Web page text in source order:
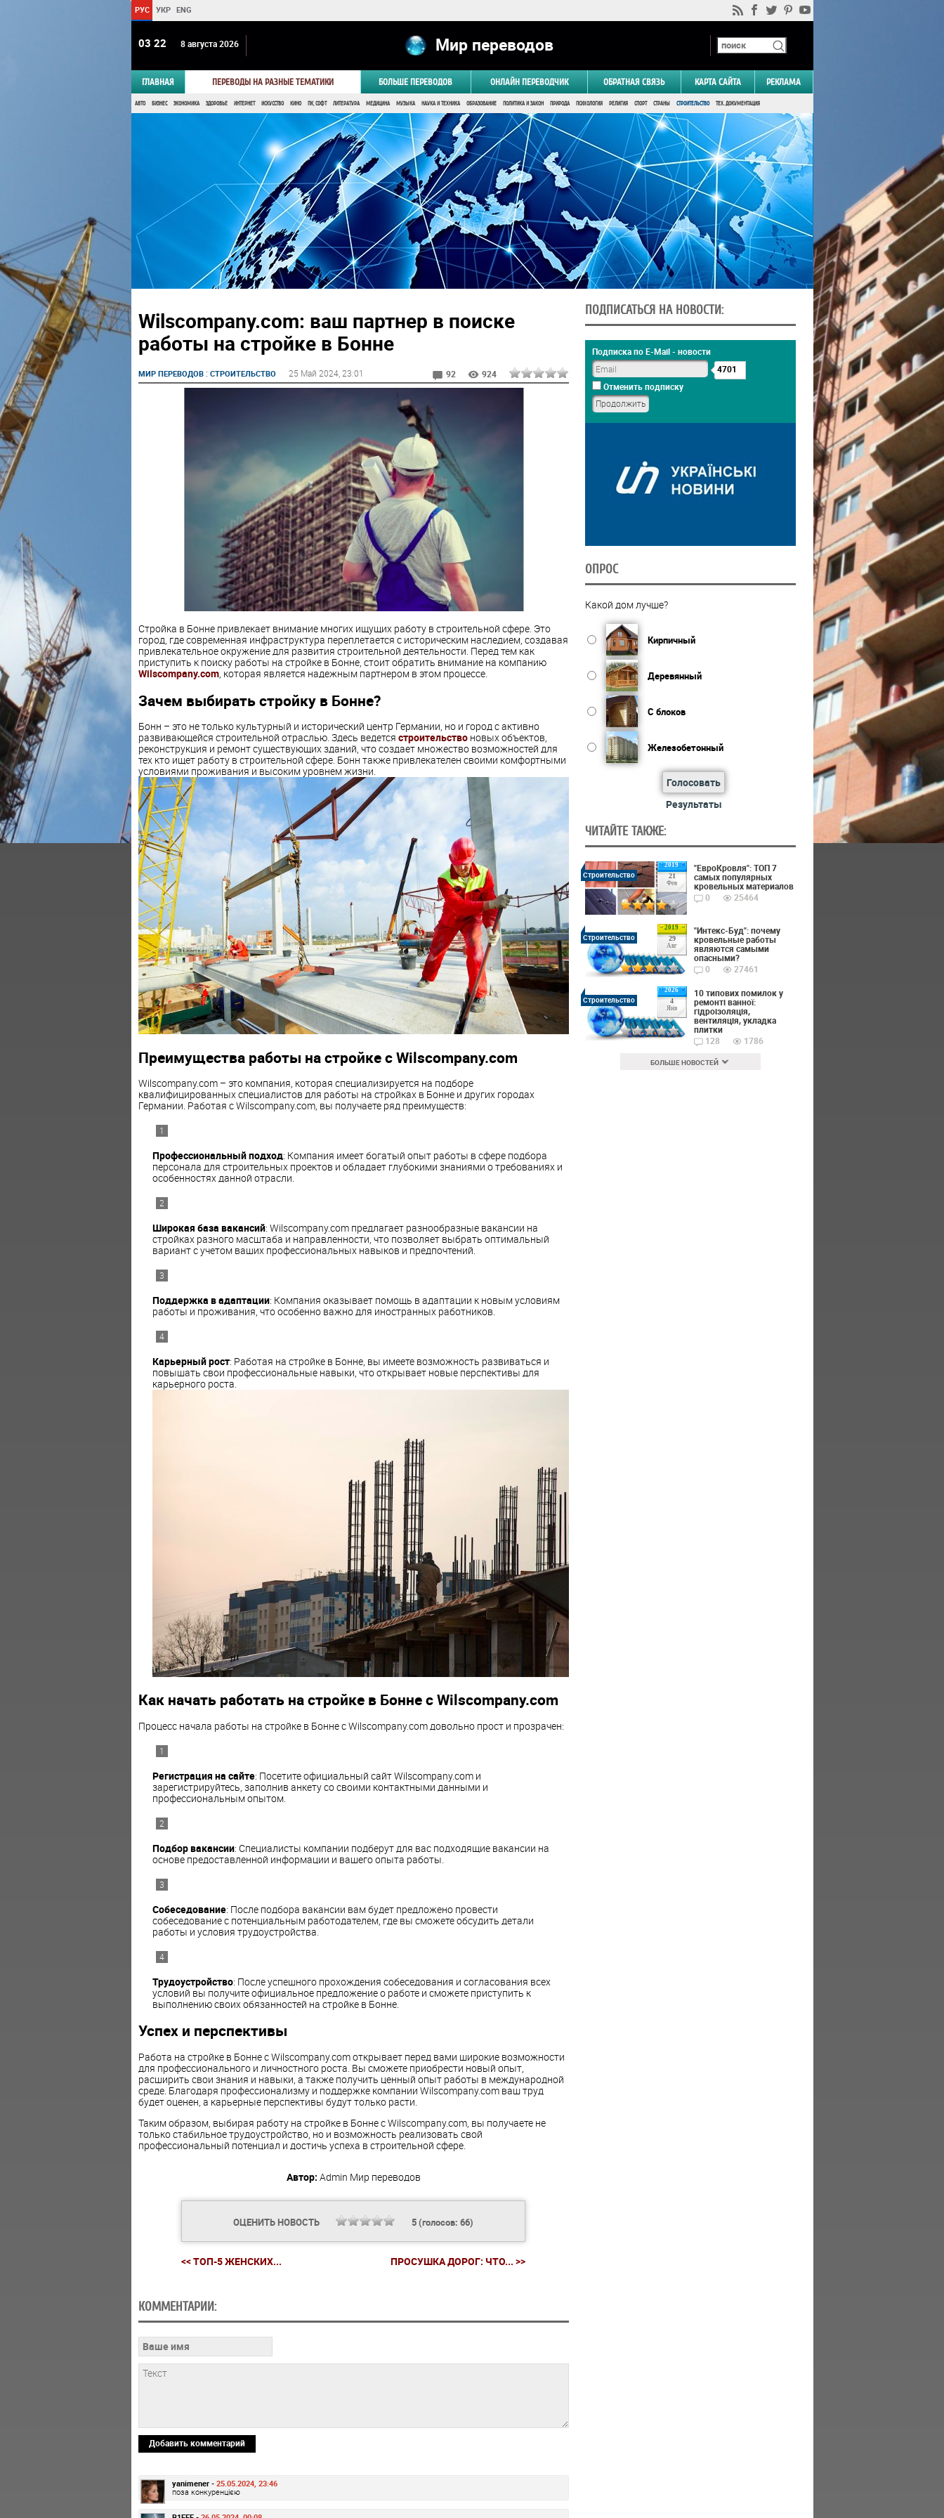
РУС УКР ENG
03 22 8 августа 2026 Мир переводов
ГЛАВНАЯ ПЕРЕВОДЫ НА РАЗНЫЕ ТЕМАТИКИ БОЛЬШЕ ПЕРЕВОДОВ ОНЛАЙН ПЕРЕВОДЧИК ОБРАТНАЯ СВЯЗЬ КАРТА САЙТА РЕКЛАМА
АВТО БИЗНЕС ЭКОНОМИКА ЗДОРОВЬЕ ИНТЕРНЕТ ИСКУССТВО КИНО ПК, СОФТ ЛИТЕРАТУРА МЕДИЦИНА МУЗЫКА НАУКА И ТЕХНИКА ОБРАЗОВАНИЕ ПОЛИТИКА И ЗАКОН ПРИРОДА ПСИХОЛОГИЯ РЕЛИГИЯ СПОРТ СТРАНЫ СТРОИТЕЛЬСТВО ТЕХ. ДОКУМЕНТАЦИЯ
Wilscompany.com: ваш партнер в поиске
работы на стройке в Бонне
МИР ПЕРЕВОДОВ: СТРОИТЕЛЬСТВО 25 Май 2024, 23:01 92 924
Стройка в Бонне привлекает внимание многих ищущих работу в строительной сфере. Это
город, где современная инфраструктура переплетается с историческим наследием, создавая
привлекательное окружение для развития строительной деятельности. Перед тем как
приступить к поиску работы на стройке в Бонне, стоит обратить внимание на компанию
Wilscompany.com, которая является надежным партнером в этом процессе.
Зачем выбирать стройку в Бонне?
Бонн – это не только культурный и исторический центр Германии, но и город с активно
развивающейся строительной отраслью. Здесь ведется строительствоновых объектов,
реконструкция и ремонт существующих зданий, что создает множество возможностей для
тех кто ищет работу в строительной сфере. Бонн также привлекателен своими комфортными
условиями проживания и высоким уровнем жизни.
Преимущества работы на стройке с Wilscompany.com
Wilscompany.com – это компания, которая специализируется на подборе
квалифицированных специалистов для работы на стройках в Бонне и других городах
Германии. Работая с Wilscompany.com, вы получаете ряд преимуществ:
Профессиональный подход: Компания имеет богатый опыт работы в сфере подбора
персонала для строительных проектов и обладает глубокими знаниями о требованиях и
особенностях данной отрасли.
Широкая база вакансий: Wilscompany.com предлагает разнообразные вакансии на
стройках разного масштаба и направленности, что позволяет выбрать оптимальный
вариант с учетом ваших профессиональных навыков и предпочтений.
Поддержка в адаптации: Компания оказывает помощь в адаптации к новым условиям
работы и проживания, что особенно важно для иностранных работников.
Карьерный рост: Работая на стройке в Бонне, вы имеете возможность развиваться и
повышать свои профессиональные навыки, что открывает новые перспективы для
карьерного роста.
Как начать работать на стройке в Бонне с Wilscompany.com
Процесс начала работы на стройке в Бонне с Wilscompany.com довольно прост и прозрачен:
Регистрация на сайте: Посетите официальный сайт Wilscompany.com и
зарегистрируйтесь, заполнив анкету со своими контактными данными и
профессиональным опытом.
Подбор вакансии: Специалисты компании подберут для вас подходящие вакансии на
основе предоставленной информации и вашего опыта работы.
Собеседование: После подбора вакансии вам будет предложено провести
собеседование с потенциальным работодателем, где вы сможете обсудить детали
работы и условия трудоустройства.
Трудоустройство: После успешного прохождения собеседования и согласования всех
условий вы получите официальное предложение о работе и сможете приступить к
выполнению своих обязанностей на стройке в Бонне.
Успех и перспективы
Работа на стройке в Бонне с Wilscompany.com открывает перед вами широкие возможности
для профессионального и личностного роста. Вы сможете приобрести новый опыт,
расширить свои знания и навыки, а также получить ценный опыт работы в международной
среде. Благодаря профессионализму и поддержке компании Wilscompany.com ваш труд
будет оценен, а карьерные перспективы будут только расти.
Таким образом, выбирая работу на стройке в Бонне с Wilscompany.com, вы получаете не
только стабильное трудоустройство, но и возможность реализовать свой
профессиональный потенциал и достичь успеха в строительной сфере.
Автор: Admin Мир переводов
ОЦЕНИТЬ НОВОСТЬ 5(голосов: 66)
<< ТОП-5 ЖЕНСКИХ... ПРОСУШКА ДОРОГ: ЧТО... >>
КОММЕНТАРИИ:
Добавить комментарий
yanimener - 25.05.2024, 23:46
поза конкуренцією
ПОДПИСАТЬСЯ НА НОВОСТИ:
Подписка по E-Mail - новости
4701
Отменить подписку
ОПРОС
Какой дом лучше?
Кирпичный
Деревянный
С блоков
Железобетонный
Голосовать
Результаты
ЧИТАЙТЕ ТАКЖЕ:
2019
21
Фев
Строительство
"ЕвроКровля": ТОП 7
самых популярных
кровельных материалов
0
25464
2019
29
Авг
Строительство
"Интекс-Буд": почему
кровельные работы
являются самыми
опасными?
0
27461
2026
4
Янв
Строительство
10 типових помилок у
ремонті ванної:
гідроізоляція,
вентиляція, укладка
плитки
128
1786
БОЛЬШЕ НОВОСТЕЙ